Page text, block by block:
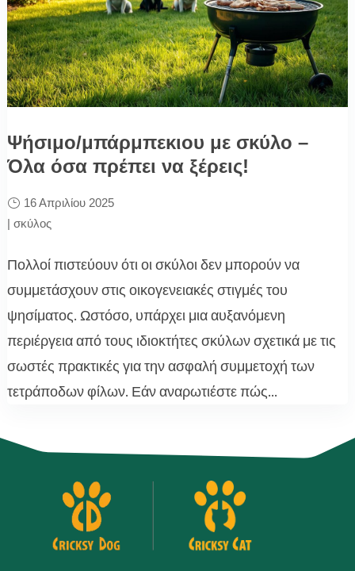
Ψήσιμο/μπάρμπεκιου με σκύλο –
Όλα όσα πρέπει να ξέρεις!
16 Απριλίου 2025
| σκύλος
Πολλοί πιστεύουν ότι οι σκύλοι δεν μπορούν να
συμμετάσχουν στις οικογενειακές στιγμές του
ψησίματος. Ωστόσο, υπάρχει μια αυξανόμενη
περιέργεια από τους ιδιοκτήτες σκύλων σχετικά με τις
σωστές πρακτικές για την ασφαλή συμμετοχή των
τετράποδων φίλων. Εάν αναρωτιέστε πώς...